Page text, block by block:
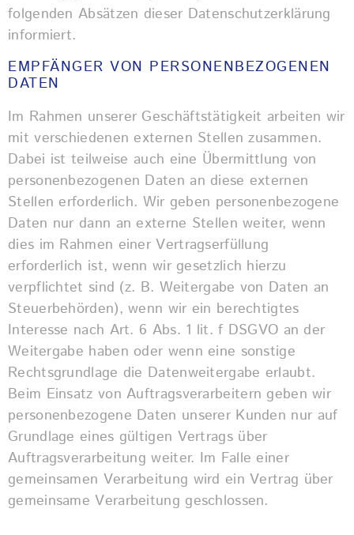
folgenden Absätzen dieser Datenschutzerklärung
informiert.
EMPFÄNGER VON PERSONENBEZOGENEN
DATEN
Im Rahmen unserer Geschäftstätigkeit arbeiten wir
mit verschiedenen externen Stellen zusammen.
Dabei ist teilweise auch eine Übermittlung von
personenbezogenen Daten an diese externen
Stellen erforderlich. Wir geben personenbezogene
Daten nur dann an externe Stellen weiter, wenn
dies im Rahmen einer Vertragserfüllung
erforderlich ist, wenn wir gesetzlich hierzu
verpflichtet sind (z. B. Weitergabe von Daten an
Steuerbehörden), wenn wir ein berechtigtes
Interesse nach Art. 6 Abs. 1 lit. f DSGVO an der
Weitergabe haben oder wenn eine sonstige
Rechtsgrundlage die Datenweitergabe erlaubt.
Beim Einsatz von Auftragsverarbeitern geben wir
personenbezogene Daten unserer Kunden nur auf
Grundlage eines gültigen Vertrags über
Auftragsverarbeitung weiter. Im Falle einer
gemeinsamen Verarbeitung wird ein Vertrag über
gemeinsame Verarbeitung geschlossen.